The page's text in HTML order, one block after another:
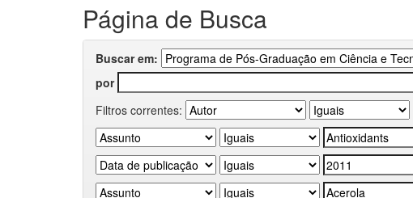
Página de Busca
Buscar em:
por
Filtros correntes: